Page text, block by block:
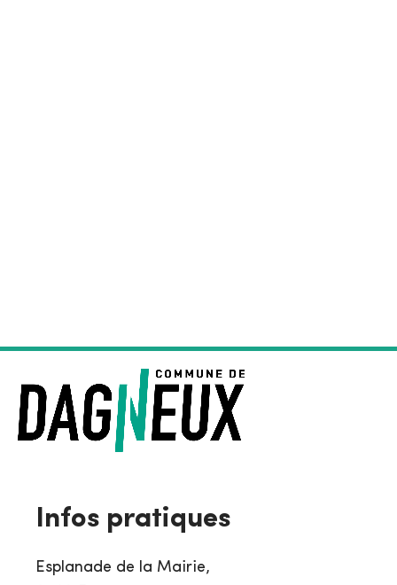
Infos pratiques
Esplanade de la Mairie,